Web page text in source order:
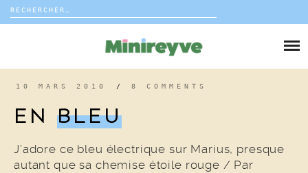
Rechercher :
DÉCO
VOYAGE
10 MARS 2010 / 8 COMMENTS
EN BLEU
J’adore ce bleu électrique sur Marius, presque
autant que sa chemise étoile rouge / Par